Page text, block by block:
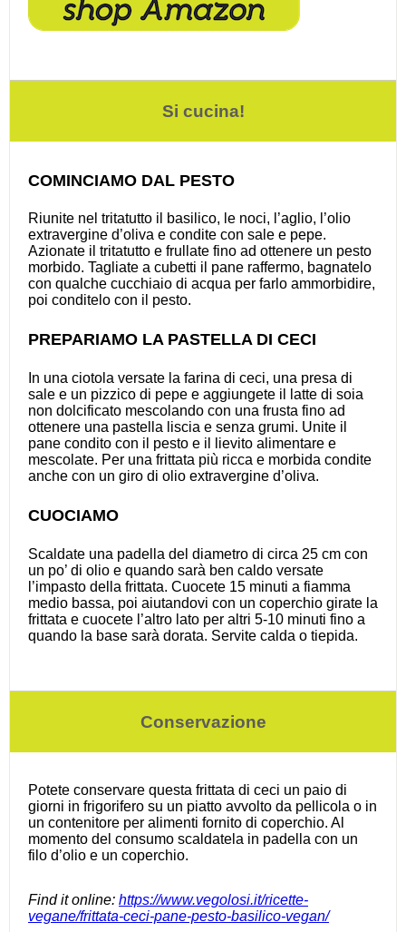
Si cucina!
COMINCIAMO DAL PESTO
Riunite nel tritatutto il basilico, le noci, l’aglio, l’olio
extravergine d’oliva e condite con sale e pepe.
Azionate il tritatutto e frullate fino ad ottenere un pesto
morbido. Tagliate a cubetti il pane raffermo, bagnatelo
con qualche cucchiaio di acqua per farlo ammorbidire,
poi conditelo con il pesto.
PREPARIAMO LA PASTELLA DI CECI
In una ciotola versate la farina di ceci, una presa di
sale e un pizzico di pepe e aggiungete il latte di soia
non dolcificato mescolando con una frusta fino ad
ottenere una pastella liscia e senza grumi. Unite il
pane condito con il pesto e il lievito alimentare e
mescolate. Per una frittata più ricca e morbida condite
anche con un giro di olio extravergine d’oliva.
CUOCIAMO
Scaldate una padella del diametro di circa 25 cm con
un po’ di olio e quando sarà ben caldo versate
l’impasto della frittata. Cuocete 15 minuti a fiamma
medio bassa, poi aiutandovi con un coperchio girate la
frittata e cuocete l’altro lato per altri 5-10 minuti fino a
quando la base sarà dorata. Servite calda o tiepida.
Conservazione
Potete conservare questa frittata di ceci un paio di
giorni in frigorifero su un piatto avvolto da pellicola o in
un contenitore per alimenti fornito di coperchio. Al
momento del consumo scaldatela in padella con un
filo d’olio e un coperchio.
Find it online: https://www.vegolosi.it/ricette-
vegane/frittata-ceci-pane-pesto-basilico-vegan/